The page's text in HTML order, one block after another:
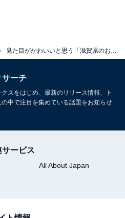
見た目がかわいいと思う「滋賀県のお土産」ランキング！ 2位「ひこどら」を抑えた1位は？【2026年調査】
サーチ
スをはじめ、最新のリリース情報、ト
中で注目を集めている話題をお知らせ
サービス
All About Japan